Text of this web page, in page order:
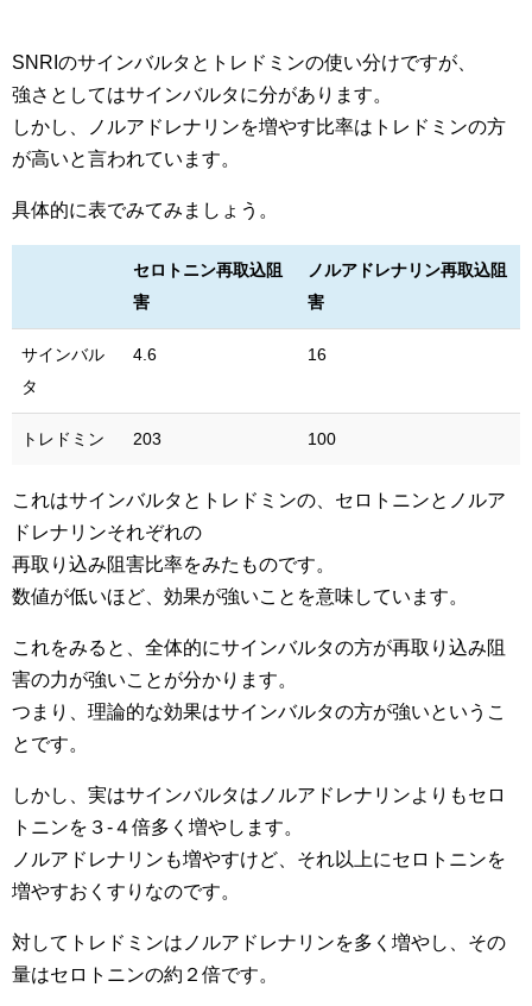
SNRIのサインバルタとトレドミンの使い分けですが、
強さとしてはサインバルタに分があります。
しかし、ノルアドレナリンを増やす比率はトレドミンの方
が高いと言われています。
具体的に表でみてみましょう。
セロトニン再取込阻
害
ノルアドレナリン再取込阻
害
サインバル
タ
4.6 16
トレドミン 203 100
これはサインバルタとトレドミンの、セロトニンとノルア
ドレナリンそれぞれの
再取り込み阻害比率をみたものです。
数値が低いほど、効果が強いことを意味しています。
これをみると、全体的にサインバルタの方が再取り込み阻
害の力が強いことが分かります。
つまり、理論的な効果はサインバルタの方が強いというこ
とです。
しかし、実はサインバルタはノルアドレナリンよりもセロ
トニンを３-４倍多く増やします。
ノルアドレナリンも増やすけど、それ以上にセロトニンを
増やすおくすりなのです。
対してトレドミンはノルアドレナリンを多く増やし、その
量はセロトニンの約２倍です。